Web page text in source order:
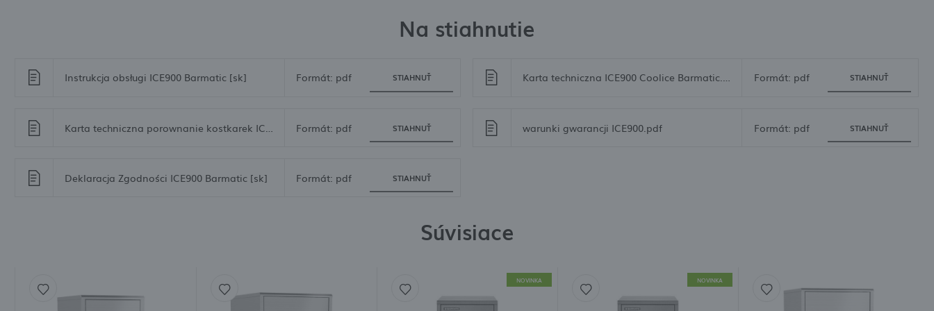
Na stiahnutie
Instrukcja obsługi ICE900 Barmatic [sk] Formát: pdf STIAHNUŤ Karta techniczna ICE900 Coolice Barmatic.pdf Formát: pdf STIAHNUŤ
Formát: pdf STIAHNUŤ warunki gwarancji ICE900.pdf Formát: pdf STIAHNUŤ
Deklaracja Zgodności ICE900 Barmatic [sk] Formát: pdf STIAHNUŤ
Súvisiace
NOVINKA NOVINKA